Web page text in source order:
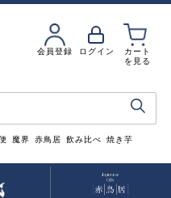
会員登録 ログイン
カート
を見る
魔界 赤鳥居 飲み比べ 焼き芋